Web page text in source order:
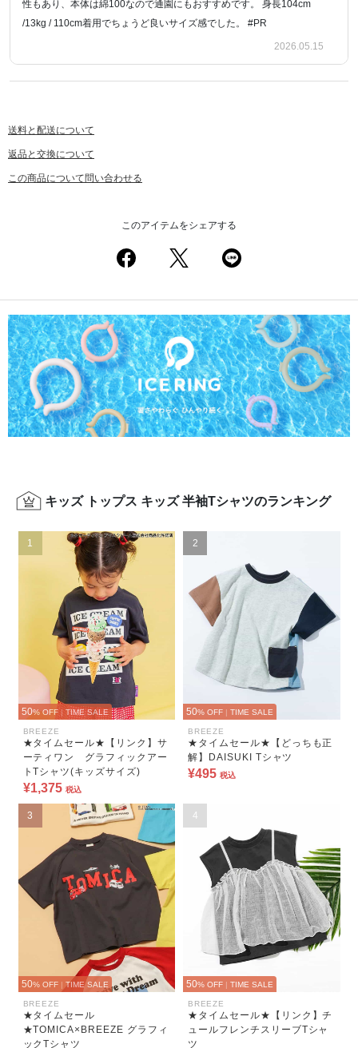
性もあり、本体は綿100なので通園にもおすすめです。 身長104cm
/13kg / 110cm着用でちょうど良いサイズ感でした。 #PR
2026.05.15
送料と配送について
返品と交換について
この商品について問い合わせる
このアイテムをシェアする
キッズ トップス キッズ 半袖Tシャツのランキング
1
50% OFF | TIME SALE
BREEZE
★タイムセール★【リンク】サ
ーティワン グラフィックアー
トTシャツ(キッズサイズ)
¥1,375 税込
2
50% OFF | TIME SALE
BREEZE
★タイムセール★【どっちも正
解】DAISUKI Tシャツ
¥495 税込
3
50% OFF | TIME SALE
BREEZE
★タイムセール
★TOMICA×BREEZE グラフィ
ックTシャツ
4
50% OFF | TIME SALE
BREEZE
★タイムセール★【リンク】チ
ュールフレンチスリーブTシャ
ツ